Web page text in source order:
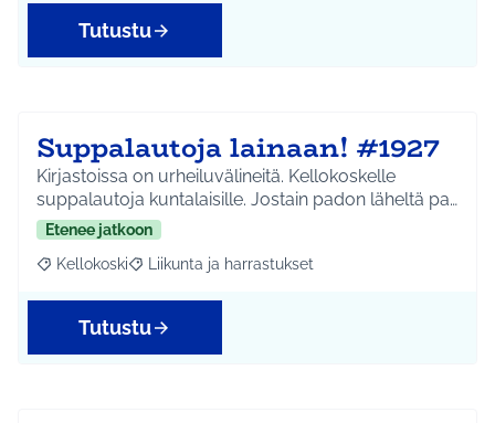
Tutustu
Suppalautoja lainaan! #1927
Kirjastoissa on urheiluvälineitä. Kellokoskelle
suppalautoja kuntalaisille. Jostain padon läheltä pa…
Etenee jatkoon
Rajaa tulokset aihepiirin mukaan: Kellokoski
Kellokoski Rajaa tulokset teeman mukaan: Liikunta ja
Liikunta ja harrastukset
Tutustu